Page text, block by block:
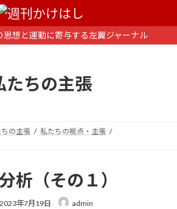
思想と運動に寄与する左翼ジャーナル
たちの主張
の主張
私たちの視点・主張
析（その１）
最
2023年7月19日 admin